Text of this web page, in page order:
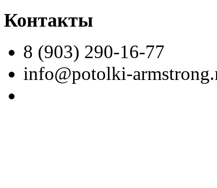
Контакты
8 (903) 290-16-77
info@potolki-